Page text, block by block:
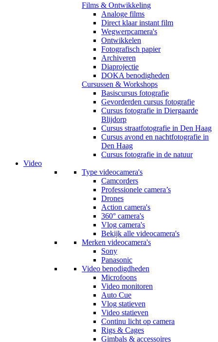
Films & Ontwikkeling
Analoge films
Direct klaar instant film
Wegwerpcamera's
Ontwikkelen
Fotografisch papier
Archiveren
Diaprojectie
DOKA benodigheden
Cursussen & Workshops
Basiscursus fotografie
Gevorderden cursus fotografie
Cursus fotografie in Diergaarde
Blijdorp
Cursus straatfotografie in Den Haag
Cursus avond en nachtfotografie in
Den Haag
Cursus fotografie in de natuur
Video
Type videocamera's
Camcorders
Professionele camera’s
Drones
Action camera's
360° camera's
Vlog camera's
Bekijk alle videocamera's
Merken videocamera's
Sony
Panasonic
Video benodigdheden
Microfoons
Video monitoren
Auto Cue
Vlog statieven
Video statieven
Continu licht op camera
Rigs & Cages
Gimbals & accessoires